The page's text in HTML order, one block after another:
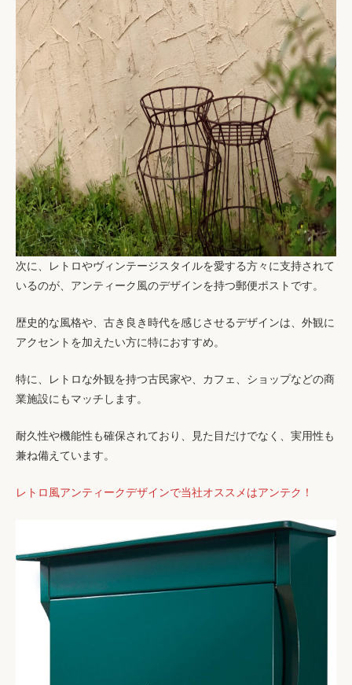
次に、レトロやヴィンテージスタイルを愛する方々に支持されて
いるのが、アンティーク風のデザインを持つ郵便ポストです。
歴史的な風格や、古き良き時代を感じさせるデザインは、外観に
アクセントを加えたい方に特におすすめ。
特に、レトロな外観を持つ古民家や、カフェ、ショップなどの商
業施設にもマッチします。
耐久性や機能性も確保されており、見た目だけでなく、実用性も
兼ね備えています。
レトロ風アンティークデザインで当社オススメはアンテク！